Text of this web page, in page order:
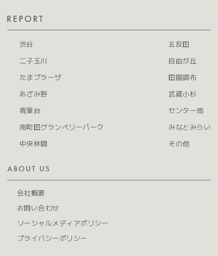
渋谷
二子玉川
たまプラーザ
あざみ野
青葉台
南町田グランベリーパーク
中央林間
五反田
自由が丘
田園調布
武蔵小杉
センター南
みなとみらい
その他
会社概要
お問い合わせ
ソーシャルメディアポリシー
プライバシーポリシー